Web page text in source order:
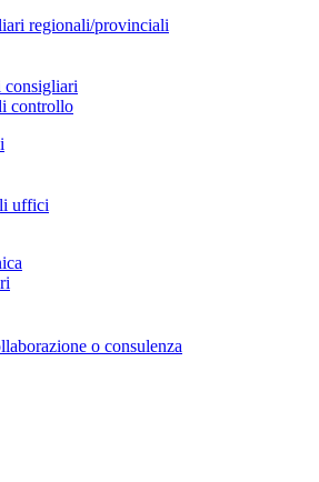
regionali/provinciali
consigliari
controllo
uffici
o consulenza